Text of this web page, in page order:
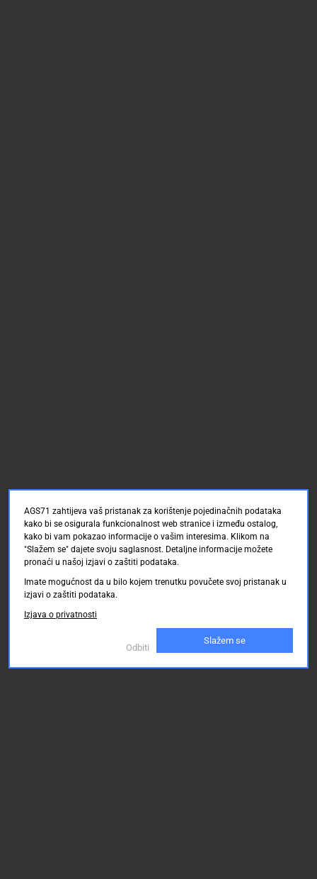
AGS71 zahtijeva vaš pristanak za korištenje pojedinačnih podataka
kako bi se osigurala funkcionalnost web stranice i između ostalog,
kako bi vam pokazao informacije o vašim interesima. Klikom na
"Slažem se" dajete svoju saglasnost. Detaljne informacije možete
pronaći u našoj izjavi o zaštiti podataka.
Imate mogućnost da u bilo kojem trenutku povučete svoj pristanak u
izjavi o zaštiti podataka.
Izjava o privatnosti
Odbiti
Slažem se